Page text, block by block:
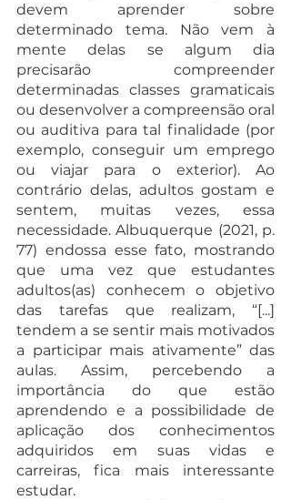
devem aprender sobre
determinado tema. Não vem à
mente delas se algum dia
precisarão compreender
determinadas classes gramaticais
ou desenvolver a compreensão oral
ou auditiva para tal finalidade (por
exemplo, conseguir um emprego
ou viajar para o exterior). Ao
contrário delas, adultos gostam e
sentem, muitas vezes, essa
necessidade. Albuquerque (2021, p.
77) endossa esse fato, mostrando
que uma vez que estudantes
adultos(as) conhecem o objetivo
das tarefas que realizam, “[...]
tendem a se sentir mais motivados
a participar mais ativamente” das
aulas. Assim, percebendo a
importância do que estão
aprendendo e a possibilidade de
aplicação dos conhecimentos
adquiridos em suas vidas e
carreiras, fica mais interessante
estudar.